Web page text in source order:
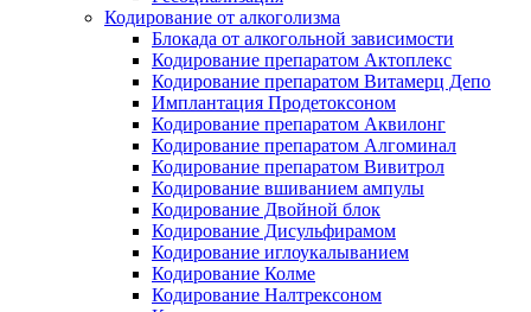
Кодирование от алкоголизма
Блокада от алкогольной зависимости
Кодирование препаратом Актоплекс
Кодирование препаратом Витамерц Депо
Имплантация Продетоксоном
Кодирование препаратом Аквилонг
Кодирование препаратом Алгоминал
Кодирование препаратом Вивитрол
Кодирование вшиванием ампулы
Кодирование Двойной блок
Кодирование Дисульфирамом
Кодирование иглоукалыванием
Кодирование Колме
Кодирование Налтрексоном